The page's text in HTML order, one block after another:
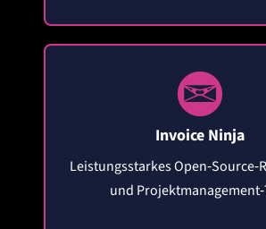
Invoice Ninja
Leistungsstarkes
und